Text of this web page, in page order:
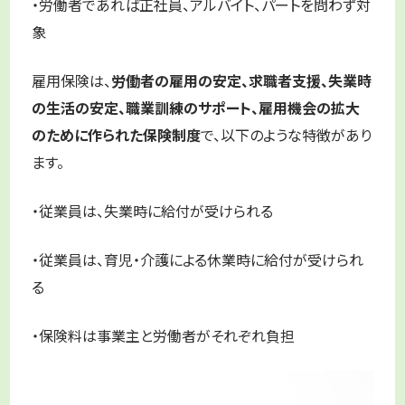
象
雇用保険は、労働者の雇用の安定、求職者支援、失業時
の生活の安定、職業訓練のサポート、雇用機会の拡大
のために作られた保険制度で、以下のような特徴があり
ます。
・従業員は、失業時に給付が受けられる
・従業員は、育児・介護による休業時に給付が受けられ
る
・保険料は事業主と労働者がそれぞれ負担